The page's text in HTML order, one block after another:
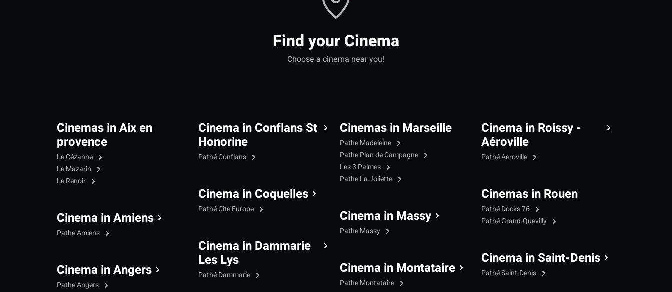
Find your Cinema
Choose a cinema near you!
Cinemas in Aix en
provence
Le Cézanne
Le Mazarin
Le Renoir
Cinema in Amiens
Pathé Amiens
Cinema in Angers
Pathé Angers
Cinema in Conflans St
Honorine
Pathé Conflans
Cinema in Coquelles
Pathé Cité Europe
Cinema in Dammarie
Les Lys
Pathé Dammarie
Cinemas in Marseille
Pathé Madeleine
Pathé Plan de Campagne
Les 3 Palmes
Pathé La Joliette
Cinema in Massy
Pathé Massy
Cinema in Montataire
Pathé Montataire
Cinema in Roissy -
Aéroville
Pathé Aéroville
Cinemas in Rouen
Pathé Docks 76
Pathé Grand-Quevilly
Cinema in Saint-Denis
Pathé Saint-Denis